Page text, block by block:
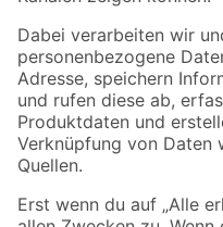
Zahlungsarten
Sicher einkaufen